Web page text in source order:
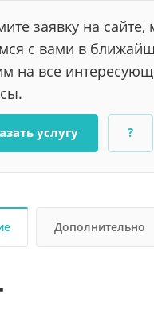
заявку на сайте,
с вами в
на все
услугу ?
Дополнительно